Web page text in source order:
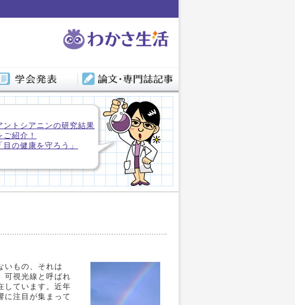
ントシアニンの研究結果
ご紹介！
「目の健康を守ろう」
いもの、それは
可視光線と呼ばれ
しています。近年
に注目が集まって